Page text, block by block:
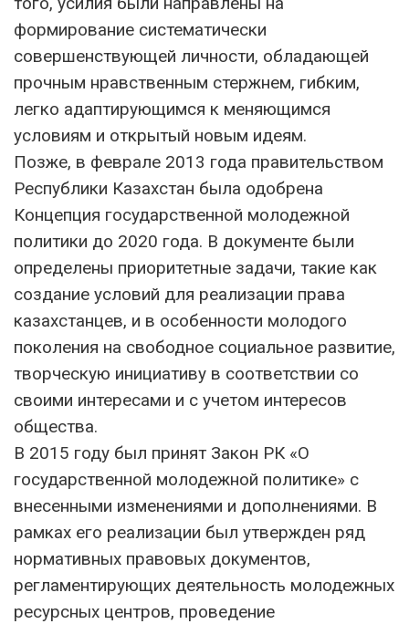
формирование систематически
совершенствующей личности, обладающей
прочным нравственным стержнем, гибким,
легко адаптирующимся к меняющимся
условиям и открытый новым идеям.
Позже, в феврале 2013 года правительством
Республики Казахстан была одобрена
Концепция государственной молодежной
политики до 2020 года. В документе были
определены приоритетные задачи, такие как
создание условий для реализации права
казахстанцев, и в особенности молодого
поколения на свободное социальное развитие,
творческую инициативу в соответствии со
своими интересами и с учетом интересов
общества.
В 2015 году был принят Закон РК «О
государственной молодежной политике» с
внесенными изменениями и дополнениями. В
рамках его реализации был утвержден ряд
нормативных правовых документов,
регламентирующих деятельность молодежных
ресурсных центров, проведение